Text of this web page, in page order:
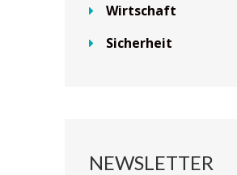
Wirtschaft
Sicherheit
NEWSLETTER